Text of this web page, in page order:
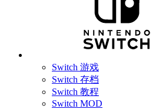
Switch 游戏
Switch 存档
Switch 教程
Switch MOD